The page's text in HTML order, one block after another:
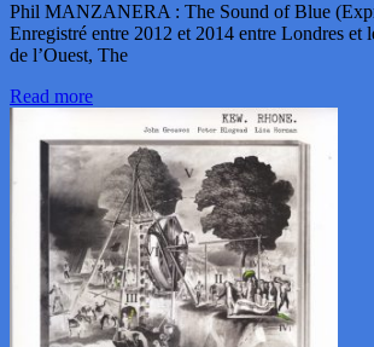
Phil MANZANERA : The Sound of Blue
Enregistré entre 2012 et 2014 entre Londres et
de l’Ouest, The
Read more